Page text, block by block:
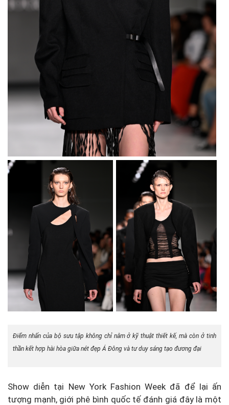
Điểm nhấn của bộ sưu tập không chỉ nằm ở kỹ thuật thiết kế, mà còn ở tinh
thần kết hợp hài hòa giữa nét đẹp Á Đông và tư duy sáng tạo đương đại
Show diễn tại New York Fashion Week đã để lại ấn
tượng mạnh, giới phê bình quốc tế đánh giá đây là một